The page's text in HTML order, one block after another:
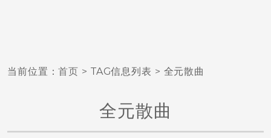
当前位置：首页 > TAG信息列表 > 全元散曲
全元散曲